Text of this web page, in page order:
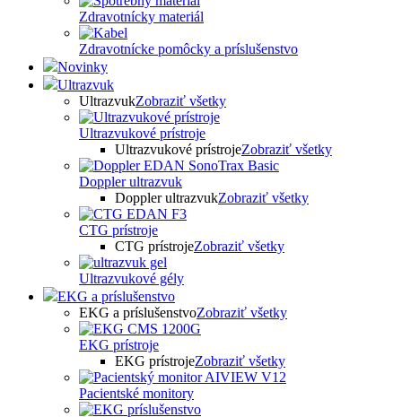
Zdravotnícky materiál
Zdravotnícke pomôcky a príslušenstvo
Novinky
Ultrazvuk
UltrazvukZobraziť všetky
Ultrazvukové prístroje
Ultrazvukové prístrojeZobraziť všetky
Doppler ultrazvuk
Doppler ultrazvukZobraziť všetky
CTG prístroje
CTG prístrojeZobraziť všetky
Ultrazvukové gély
EKG a príslušenstvo
EKG a príslušenstvoZobraziť všetky
EKG prístroje
EKG prístrojeZobraziť všetky
Pacientské monitory